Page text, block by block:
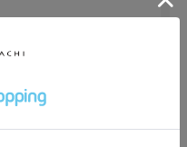
されていましたが、これは